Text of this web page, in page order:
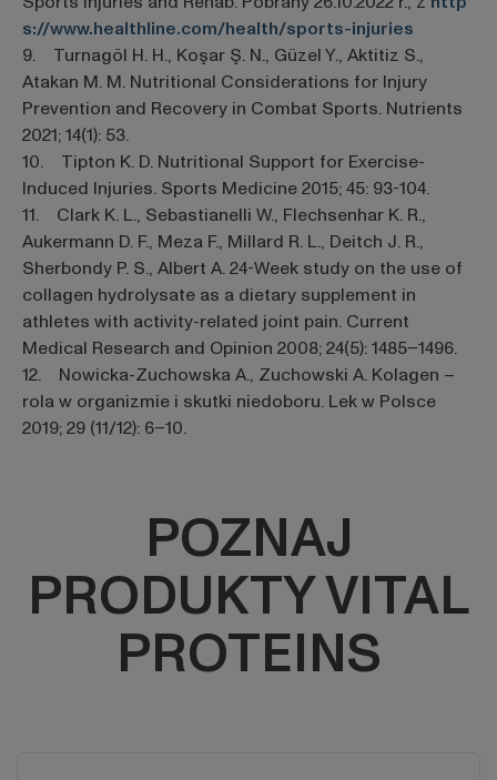
s://www.healthline.com/health/sports-injuries
9. Turnagöl H. H., Koşar Ş. N., Güzel Y., Aktitiz S.,
Atakan M. M. Nutritional Considerations for Injury
Prevention and Recovery in Combat Sports. Nutrients
2021; 14(1): 53.
10. Tipton K. D. Nutritional Support for Exercise-
Induced Injuries. Sports Medicine 2015; 45: 93-104.
11. Clark K. L., Sebastianelli W., Flechsenhar K. R.,
Aukermann D. F., Meza F., Millard R. L., Deitch J. R.,
Sherbondy P. S., Albert A. 24-Week study on the use of
collagen hydrolysate as a dietary supplement in
athletes with activity-related joint pain. Current
Medical Research and Opinion 2008; 24(5): 1485–1496.
12. Nowicka-Zuchowska A., Zuchowski A. Kolagen –
rola w organizmie i skutki niedoboru. Lek w Polsce
2019; 29 (11/12): 6–10.
POZNAJ
PRODUKTY VITAL
PROTEINS